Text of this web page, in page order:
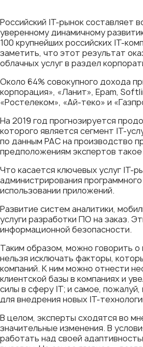
Российский IT-рынок составляет
уверенному динамичному
100 крупнейших российских IT-
заметить, что этот результат
облачных услуг в раздел
Около 64% совокупного дохода
корпорация», «Ланит», Epam,
«Ростелеком», «Ай-теко» и
На 2019 год прогнозируется
которого является сегмент IT-
по данным PAC на производство
предположениям экспертов
Что касается ключевых услуг IT-
администрирования
использовании приложений.
Развитие систем аналитики,
услуги разработки ПО на заказ.
информационной безопасности.
Таким образом, можно говорить
нельзя исключать факторы,
компаний. К ним можно отнести
клиентской базы в компаниях и
силы в сферу IT; и самое,
для внедрения новых IT-
В целом, эксперты сходятся во
значительные изменения. В
работать над своей